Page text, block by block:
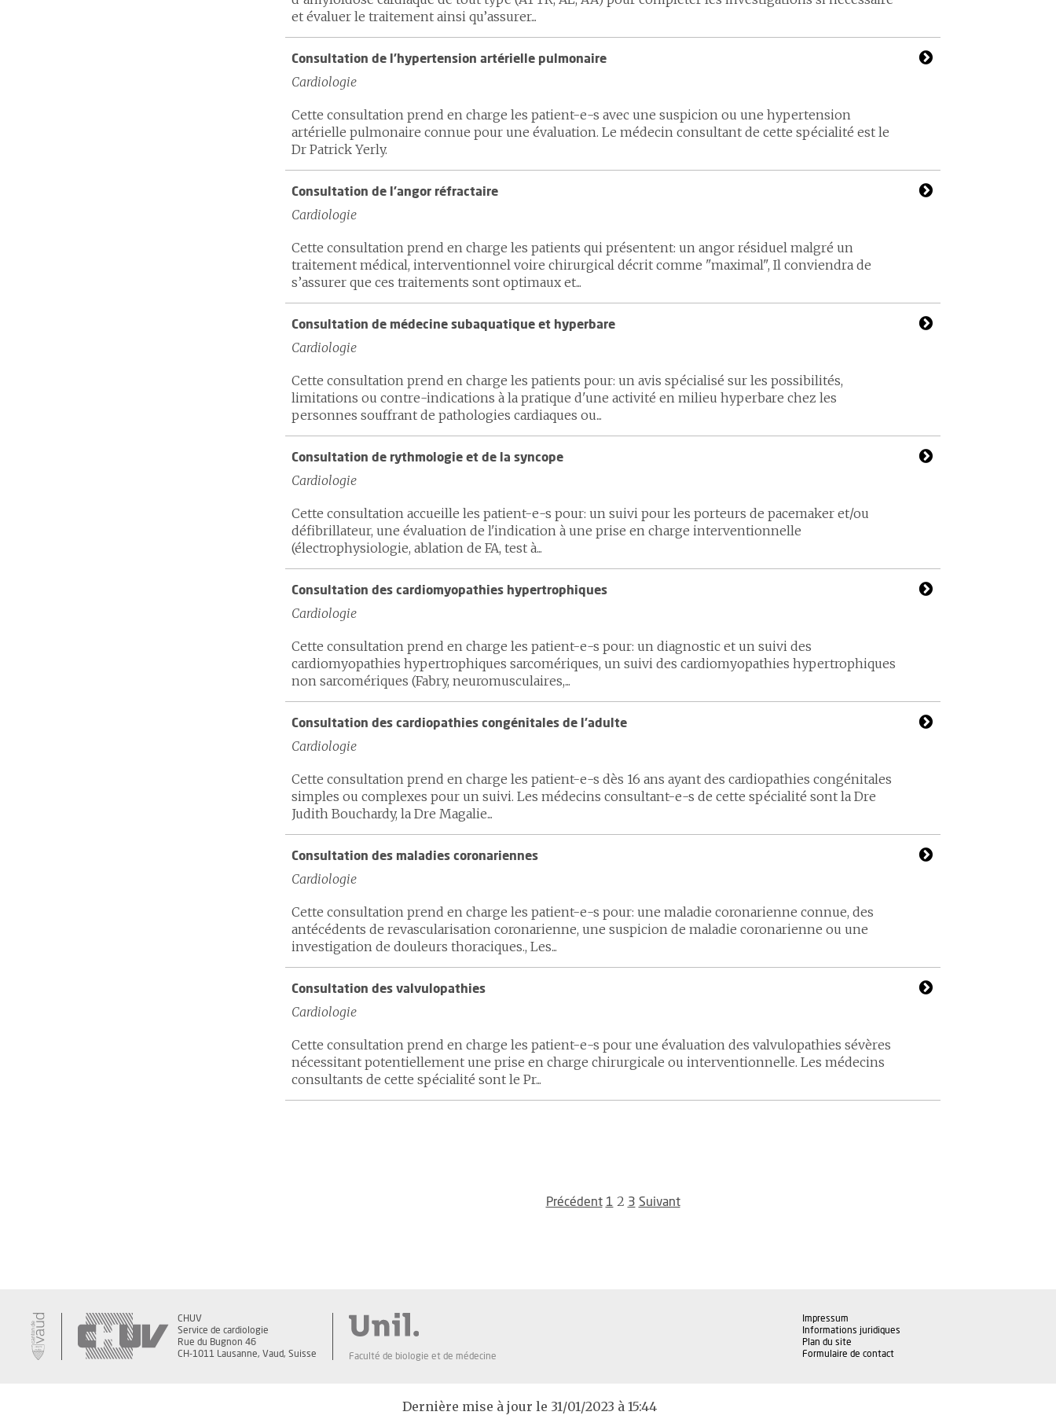
et évaluer le traitement ainsi qu’assurer...
Consultation de l'hypertension artérielle pulmonaire
Cardiologie
Cette consultation prend en charge les patient-e-s avec une suspicion ou une hypertension
artérielle pulmonaire connue pour une évaluation. Le médecin consultant de cette spécialité est le
Dr Patrick Yerly.
Consultation de l’angor réfractaire
Cardiologie
Cette consultation prend en charge les patients qui présentent: un angor résiduel malgré un
traitement médical, interventionnel voire chirurgical décrit comme "maximal", Il conviendra de
s’assurer que ces traitements sont optimaux et...
Consultation de médecine subaquatique et hyperbare
Cardiologie
Cette consultation prend en charge les patients pour: un avis spécialisé sur les possibilités,
limitations ou contre-indications à la pratique d'une activité en milieu hyperbare chez les
personnes souffrant de pathologies cardiaques ou...
Consultation de rythmologie et de la syncope
Cardiologie
Cette consultation accueille les patient-e-s pour: un suivi pour les porteurs de pacemaker et/ou
défibrillateur, une évaluation de l'indication à une prise en charge interventionnelle
(électrophysiologie, ablation de FA, test à...
Consultation des cardiomyopathies hypertrophiques
Cardiologie
Cette consultation prend en charge les patient-e-s pour: un diagnostic et un suivi des
cardiomyopathies hypertrophiques sarcomériques, un suivi des cardiomyopathies hypertrophiques
non sarcomériques (Fabry, neuromusculaires,...
Consultation des cardiopathies congénitales de l'adulte
Cardiologie
Cette consultation prend en charge les patient-e-s dès 16 ans ayant des cardiopathies congénitales
simples ou complexes pour un suivi. Les médecins consultant-e-s de cette spécialité sont la Dre
Judith Bouchardy, la Dre Magalie...
Consultation des maladies coronariennes
Cardiologie
Cette consultation prend en charge les patient-e-s pour: une maladie coronarienne connue, des
antécédents de revascularisation coronarienne, une suspicion de maladie coronarienne ou une
investigation de douleurs thoraciques., Les...
Consultation des valvulopathies
Cardiologie
Cette consultation prend en charge les patient-e-s pour une évaluation des valvulopathies sévères
nécessitant potentiellement une prise en charge chirurgicale ou interventionnelle. Les médecins
consultants de cette spécialité sont le Pr...
Précédent 1 2 3 Suivant
CHUV
Service de cardiologie
Rue du Bugnon 46
CH-1011 Lausanne, Vaud, Suisse
Faculté de biologie et de médecine
Impressum
Informations juridiques
Plan du site
Formulaire de contact
Dernière mise à jour le 31/01/2023 à 15:44